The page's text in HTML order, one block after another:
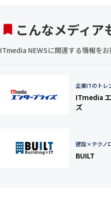
こんなメディア
ITmedia NEWSに関連する情報を
企業ITのトレ
ITmedia
ズ
建設×テクノ
BUILT